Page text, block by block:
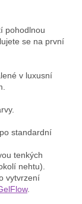
pohodlnou
se na první
v luxusní
standardní
tenkých
nehtu).
vytvrzení
.